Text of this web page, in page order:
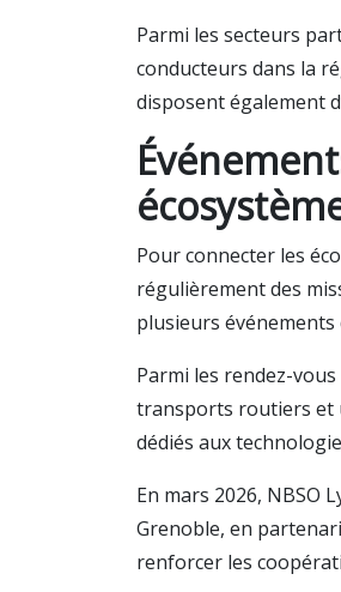
Parmi les secteurs
conducteurs dans la
disposent également
Pour connecter les
régulièrement des
plusieurs
Parmi les rendez-
transports routiers et
dédiés aux
En mars 2026, NBSO
Grenoble, en
renforcer les